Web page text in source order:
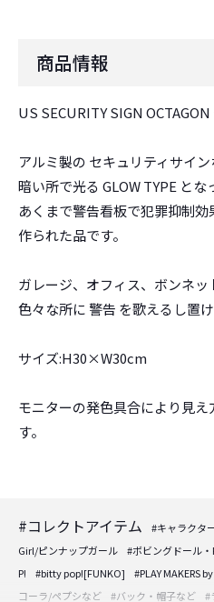
商品情報
US SECURITY SIGN
アルミ製の セキュリティサイン
暗い所で光る GLOW TYPE とな
あくまで警告看板で犯罪抑制効
作られた品です。
ガレージ、オフィス、ボンネッ
色々な所に 警告 を歌えるし置け
サイズ:H30×W30cm
モニターの発色具合により見
す。
#コレクトアイテム #キャラクタ
Girl/ピンナップガール
#ボビングドール
P!
#bitty pop![FUNKO] #PLAY MAKERS
コーラ/ペプシなど
#バック・帽子など #